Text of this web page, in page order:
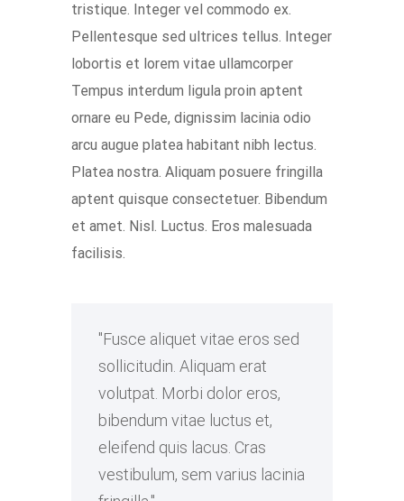
tristique. Integer vel commodo ex.
Pellentesque sed ultrices tellus. Integer
lobortis et lorem vitae ullamcorper
Tempus interdum ligula proin aptent
ornare eu Pede, dignissim lacinia odio
arcu augue platea habitant nibh lectus.
Platea nostra. Aliquam posuere fringilla
aptent quisque consectetuer. Bibendum
et amet. Nisl. Luctus. Eros malesuada
facilisis.
Fusce aliquet vitae eros sed
sollicitudin. Aliquam erat
volutpat. Morbi dolor eros,
bibendum vitae luctus et,
eleifend quis lacus. Cras
vestibulum, sem varius lacinia